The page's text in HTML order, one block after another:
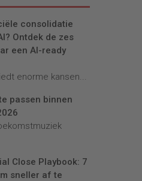
consolidatie
Ontdek de zes
een AI-ready
enorme kansen...
passen binnen
Close Playbook: 7
sneller af te